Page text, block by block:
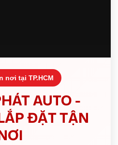
nơi tại TP.HCM
AUTO -
ĐẶT TẬN